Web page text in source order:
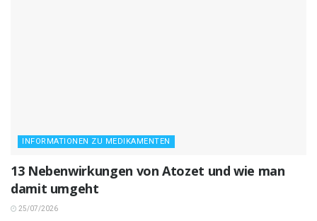
INFORMATIONEN ZU MEDIKAMENTEN
13 Nebenwirkungen von Atozet und wie man
damit umgeht
25/07/2026